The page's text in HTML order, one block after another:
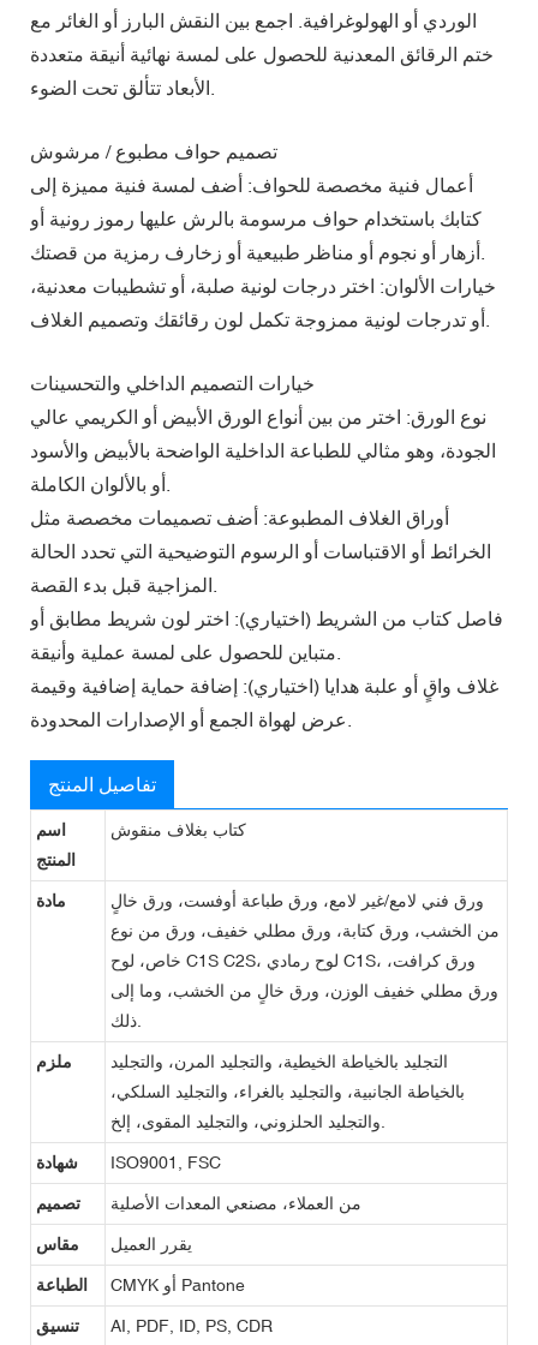
الوردي أو الهولوغرافية. اجمع بين النقش البارز أو الغائر مع
ختم الرقائق المعدنية للحصول على لمسة نهائية أنيقة متعددة
تصميم حواف مطبوع / مرشوش
أعمال فنية مخصصة للحواف: أضف لمسة فنية مميزة إلى
كتابك باستخدام حواف مرسومة بالرش عليها رموز رونية أو
خيارات الألوان: اختر درجات لونية صلبة، أو تشطيبات معدنية،
خيارات التصميم الداخلي والتحسينات
نوع الورق: اختر من بين أنواع الورق الأبيض أو الكريمي عالي
الجودة، وهو مثالي للطباعة الداخلية الواضحة بالأبيض والأسود
أوراق الغلاف المطبوعة: أضف تصميمات مخصصة مثل
الخرائط أو الاقتباسات أو الرسوم التوضيحية التي تحدد الحالة
فاصل كتاب من الشريط (اختياري): اختر لون شريط مطابق أو
غلاف واقٍ أو علبة هدايا (اختياري): إضافة حماية إضافية وقيمة
تفاصيل المنتج
اسم
المنتج
كتاب بغلاف منقوش
مادة
ورق فني لامع/غير لامع، ورق طباعة أوفست، ورق خالٍ
من الخشب، ورق كتابة، ورق مطلي خفيف، ورق من نوع
خاص، لوح C1S C2S، لوح رمادي C1S، ورق كرافت،
ورق مطلي خفيف الوزن، ورق خالٍ من الخشب، وما إلى
ملزم
التجليد بالخياطة الخيطية، والتجليد المرن، والتجليد
بالخياطة الجانبية، والتجليد بالغراء، والتجليد السلكي،
شهادة ISO9001, FSC
تصميم من العملاء، مصنعي المعدات الأصلية
مقاس يقرر العميل
الطباعة CMYK أو Pantone
تنسيق AI, PDF, ID, PS, CDR